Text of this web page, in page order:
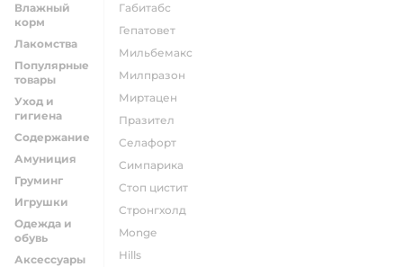
Влажный
корм
Лакомства
Популярные
товары
Уход и
гигиена
Содержание
Амуниция
Груминг
Игрушки
Одежда и
обувь
Аксессуары
габитабс
гепатовет
мильбемакс
милпразон
миртацен
празител
селафорт
симпарика
стоп цистит
стронгхолд
monge
hills